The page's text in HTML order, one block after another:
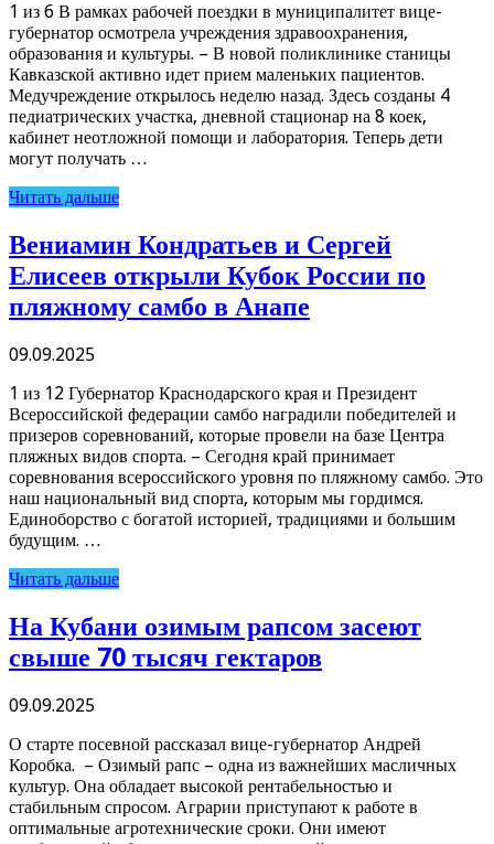
1 из 6 В рамках рабочей поездки в муниципалитет вице-
губернатор осмотрела учреждения здравоохранения,
образования и культуры. – В новой поликлинике станицы
Кавказской активно идет прием маленьких пациентов.
Медучреждение открылось неделю назад. Здесь созданы 4
педиатрических участка, дневной стационар на 8 коек,
кабинет неотложной помощи и лаборатория. Теперь дети
могут получать …
Читать дальше
Вениамин Кондратьев и Сергей
Елисеев открыли Кубок России по
пляжному самбо в Анапе
09.09.2025
1 из 12 Губернатор Краснодарского края и Президент
Всероссийской федерации самбо наградили победителей и
призеров соревнований, которые провели на базе Центра
пляжных видов спорта. – Сегодня край принимает
соревнования всероссийского уровня по пляжному самбо. Это
наш национальный вид спорта, которым мы гордимся.
Единоборство с богатой историей, традициями и большим
будущим. …
Читать дальше
На Кубани озимым рапсом засеют
свыше 70 тысяч гектаров
09.09.2025
О старте посевной рассказал вице-губернатор Андрей
Коробка. – Озимый рапс – одна из важнейших масличных
культур. Она обладает высокой рентабельностью и
стабильным спросом. Аграрии приступают к работе в
оптимальные агротехнические сроки. Они имеют